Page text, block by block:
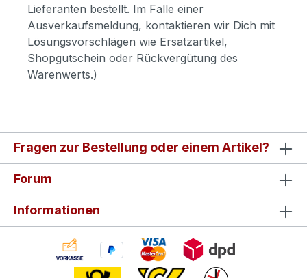
Lieferanten bestellt. Im Falle einer
Ausverkaufsmeldung, kontaktieren wir Dich mit
Lösungsvorschlägen wie Ersatzartikel,
Shopgutschein oder Rückvergütung des
Warenwerts.)
Fragen zur Bestellung oder einem Artikel?
Forum
Informationen